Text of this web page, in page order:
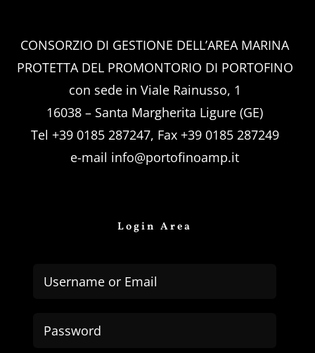
CONSORZIO DI GESTIONE DELL’AREA MARINA
PROTETTA DEL PROMONTORIO DI PORTOFINO
con sede in Viale Rainusso, 1
16038 – Santa Margherita Ligure (GE)
Tel +39 0185 287247, Fax +39 0185 287249
e-mail info@portofinoamp.it
Login Area